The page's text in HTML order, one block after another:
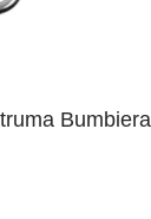
Bumbiera